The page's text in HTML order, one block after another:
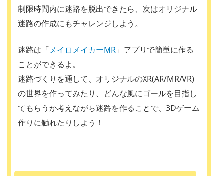
制限時間内に迷路を脱出できたら、次はオリジナル
迷路の作成にもチャレンジしよう。
迷路は「メイロメイカーMR 」アプリで簡単に作る
ことができるよ。
迷路づくりを通して、オリジナルのXR(AR/MR/VR)
の世界を作ってみたり、どんな風にゴールを目指し
てもらうか考えながら迷路を作ることで、3Dゲーム
作りに触れたりしよう！